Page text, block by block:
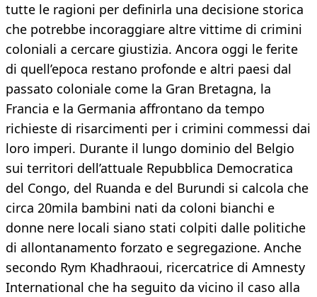
tutte le ragioni per definirla una decisione storica
che potrebbe incoraggiare altre vittime di crimini
coloniali a cercare giustizia. Ancora oggi le ferite
di quell’epoca restano profonde e altri paesi dal
passato coloniale come la Gran Bretagna, la
Francia e la Germania affrontano da tempo
richieste di risarcimenti per i crimini commessi dai
loro imperi. Durante il lungo dominio del Belgio
sui territori dell’attuale Repubblica Democratica
del Congo, del Ruanda e del Burundi si calcola che
circa 20mila bambini nati da coloni bianchi e
donne nere locali siano stati colpiti dalle politiche
di allontanamento forzato e segregazione. Anche
secondo Rym Khadhraoui, ricercatrice di Amnesty
International che ha seguito da vicino il caso alla